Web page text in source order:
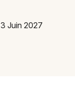
Juin 2027